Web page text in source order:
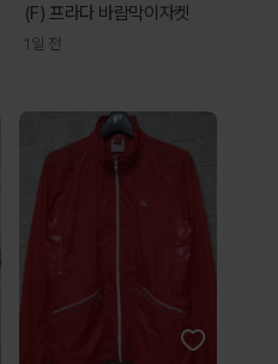
(F) 프라다 바람막이자켓
1일 전